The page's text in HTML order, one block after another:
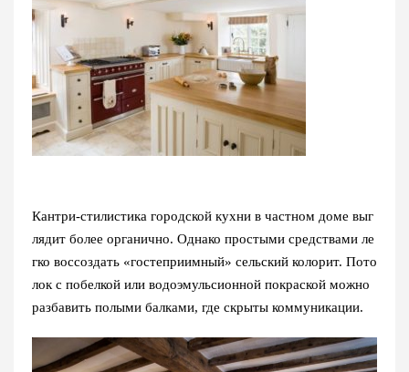
Кантри-стилистика городской кухни в частном доме выг
лядит более органично. Однако простыми средствами ле
гко воссоздать «гостеприимный» сельский колорит. Пото
лок с побелкой или водоэмульсионной покраской можно
разбавить полыми балками, где скрыты коммуникации.